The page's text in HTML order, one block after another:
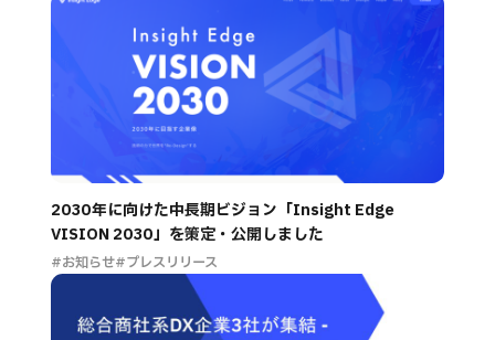
2030年に向けた中長期ビジョン「Insight Edge
VISION 2030」を策定・公開しました
#お知らせ#プレスリリース